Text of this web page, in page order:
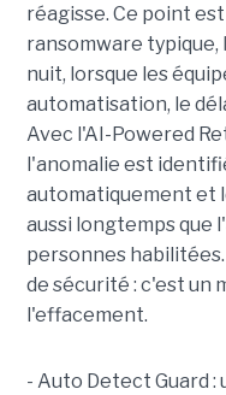
réagisse. Ce point
ransomware
nuit, lorsque les
automatisation, le
Avec l'AI-Powered
l'anomalie est
automatiquement et
aussi longtemps que
personnes
de sécurité : c'est un
l'effacement.
- Auto Detect Guard :